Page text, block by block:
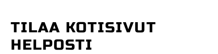
TILAA KOTISIVUT
HELPOSTI